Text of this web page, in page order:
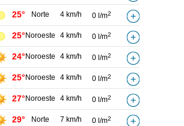
25° Norte 4 km/h 0 l/m2
25° Noroeste 4 km/h 0 l/m2
24° Noroeste 4 km/h 0 l/m2
25° Noroeste 4 km/h 0 l/m2
27° Noroeste 4 km/h 0 l/m2
29° Norte 7 km/h 0 l/m2